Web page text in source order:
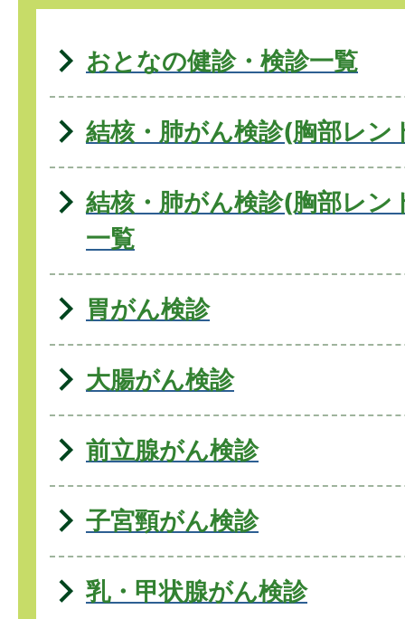
おとなの健診・検診一覧
結核・肺がん検診(胸部レン
結核・肺がん検診(胸部レン
一覧
胃がん検診
大腸がん検診
前立腺がん検診
子宮頸がん検診
乳・甲状腺がん検診